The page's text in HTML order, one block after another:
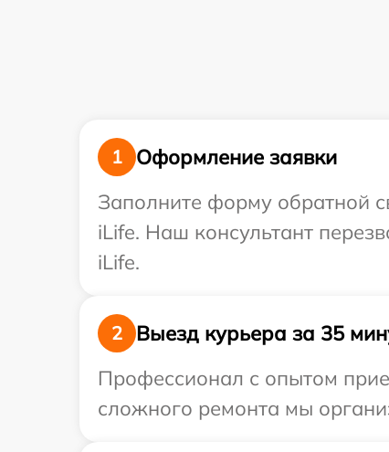
1
Оформление заявки
Заполните форму обратной
iLife. Наш консультант
iLife.
2
Выезд курьера за 35
Профессионал с опытом
сложного ремонта мы